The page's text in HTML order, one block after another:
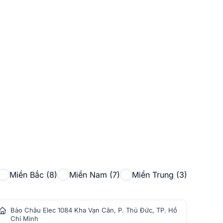
Miền Bắc (8) Miền Nam (7) Miền Trung (3)
Bảo Châu Elec 1084 Kha Vạn Cân, P. Thủ Đức, TP. Hồ
Chí Minh